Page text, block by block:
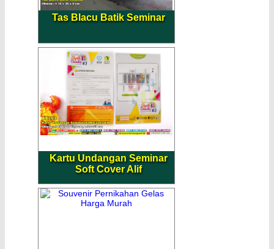
Tas Blacu Batik Seminar
Kartu Undangan Seminar
Soft Cover Alif